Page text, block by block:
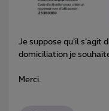
Je suppose qu’il s’agit
domiciliation je
Merci.